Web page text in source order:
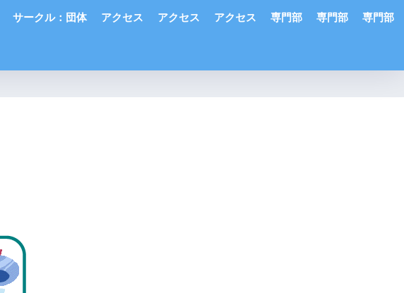
サークル：団体 アクセス アクセス アクセス 専門部 専門部 専門部